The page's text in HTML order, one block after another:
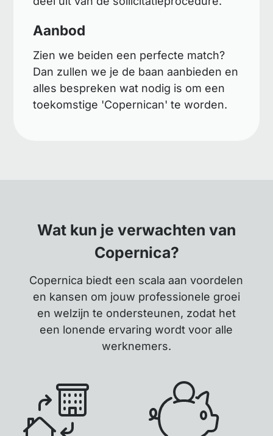
Aanbod
Zien we beiden een perfecte match?
Dan zullen we je de baan aanbieden en
alles bespreken wat nodig is om een
toekomstige 'Copernican' te worden.
Wat kun je verwachten van
Copernica?
Copernica biedt een scala aan voordelen
en kansen om jouw professionele groei
en welzijn te ondersteunen, zodat het
een lonende ervaring wordt voor alle
werknemers.